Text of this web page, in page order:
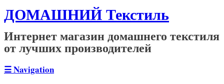
ДОМАШНИЙ Текстиль
Интернет магазин домашнего текстиля
от лучших производителей
☰Navigation